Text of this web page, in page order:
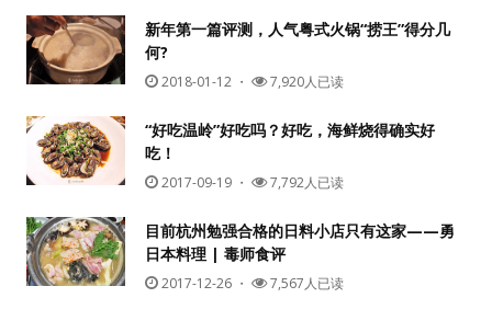
密码
记住我的登录状态
没帐号？注册一个
新年第一篇评测，人气粤式火锅“捞王”得分几
何?
2018-01-12 ・ 7,920人已读
“好吃温岭”好吃吗？好吃，海鲜烧得确实好
吃！
2017-09-19 ・ 7,792人已读
目前杭州勉强合格的日料小店只有这家——勇
日本料理 | 毒师食评
2017-12-26 ・ 7,567人已读